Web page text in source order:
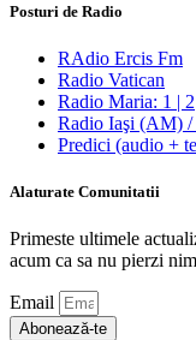
Posturi de Radio
RAdio Ercis Fm
Radio Vatican
Radio Maria: 1 | 2
Radio Iaşi (AM)
Predici (audio +
Alaturate Comunitatii
Primeste ultimele
acum ca sa nu pierzi
Email
Abonează-te